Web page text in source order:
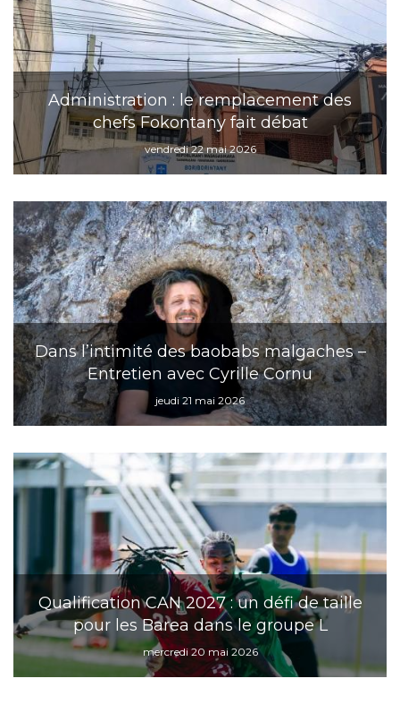
Administration : le remplacement des
chefs Fokontany fait débat
vendredi 22 mai 2026
Dans l’intimité des baobabs malgaches –
Entretien avec Cyrille Cornu
jeudi 21 mai 2026
Qualification CAN 2027 : un défi de taille
pour les Barea dans le groupe L
mercredi 20 mai 2026